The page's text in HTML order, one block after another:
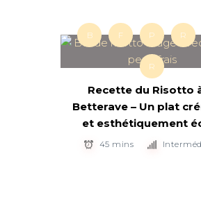
B F P R
R
Recette du Risotto
Betterave – Un plat
et esthétiquement
45 mins